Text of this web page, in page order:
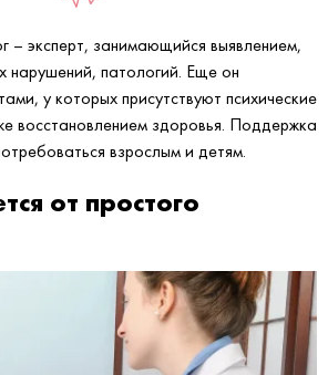
– эксперт, занимающийся выявлением,
нарушений, патологий. Еще он
у которых присутствуют психические
восстановлением здоровья. Поддержка
взрослым и детям.
от простого